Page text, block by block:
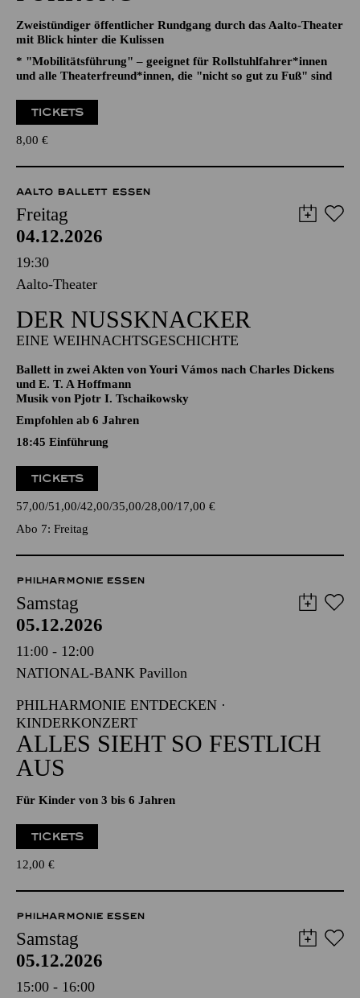
ÖFFENTLICHE THEATER­
FÜHRUNG
Zweistündiger öffentlicher Rundgang durch das Aalto-Theater
* "Mobilitätsführung" – geeignet für Rollstuhlfahrer*innen
und alle Theaterfreund*innen, die "nicht so gut zu Fuß" sind
8,00 €
AALTO BALLETT ESSEN
Freitag
04.12.2026
19:30
Aalto-Theater
DER NUSSKNACKER
EINE WEIHNACHTSGESCHICHTE
Ballett in zwei Akten von Youri Vámos nach Charles Dickens
Musik von Pjotr I. Tschaikowsky
Empfohlen ab 6 Jahren
18:45 Einführung
TICKETS
57,00 51,00 42,00 35,00 28,00 17,00€
Abo 7: Freitag
PHILHARMONIE ESSEN
Samstag
05.12.2026
11:00 - 12:00
NATIONAL-BANK Pavillon
PHILHARMONIE ENTDECKEN ·
KINDERKONZERT
ALLES SIEHT SO FESTLICH
Für Kinder von 3 bis 6 Jahren
12,00€
PHILHARMONIE ESSEN
Samstag